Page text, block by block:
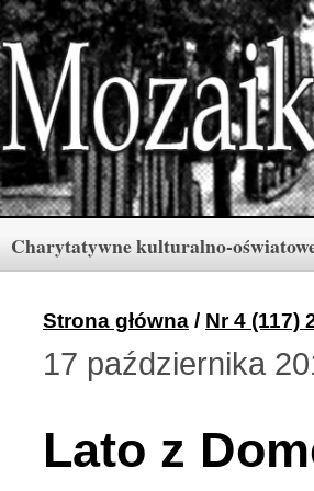
Charytatywne kulturalno-
1 (164)
Menu
Strona główna / Nr 4 (117)
17 października
Lato z